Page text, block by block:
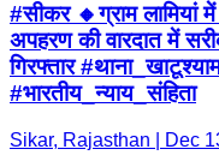
#सीकर 🔸ग्राम लामियां
अपहरण की वारदात में
गिरफ्तार
#भारतीय_न्याय_संहिता
Sikar, Rajasthan | Dec